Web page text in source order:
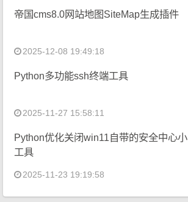
帝国cms8.0网站地图SiteMap生成插件
2025-12-08 19:49:18
Python多功能ssh终端工具
2025-11-27 15:58:11
Python优化关闭win11自带的安全中心小
工具
2025-11-23 19:19:58